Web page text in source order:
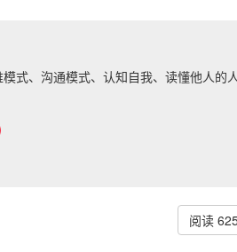
式、沟通模式、认知自我、读懂他人的
阅读